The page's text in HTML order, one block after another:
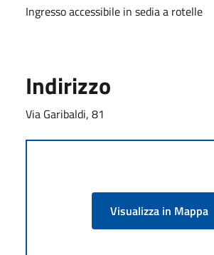
Ingresso accessibile in sedia a rotelle
Indirizzo
Via Garibaldi, 81
Visualizza in Mappa